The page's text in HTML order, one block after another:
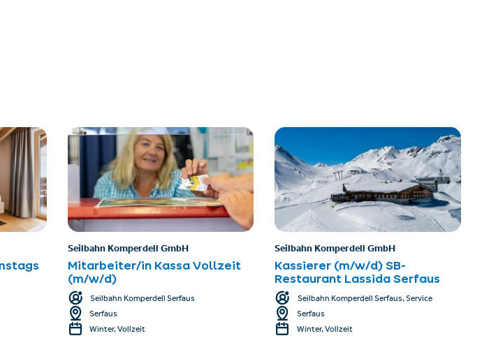
Seilbahn Komperdell GmbH
Mitarbeiter/in Kassa Vollzeit
(m/w/d)
Seilbahn Komperdell Serfaus
Serfaus
Winter, Vollzeit
Seilbahn Komperdell GmbH
Kassierer (m/w/d) SB-
Restaurant Lassida Serfaus
Seilbahn Komperdell Serfaus, Service
Serfaus
Winter, Vollzeit